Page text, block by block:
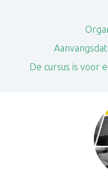
De cursus is voor